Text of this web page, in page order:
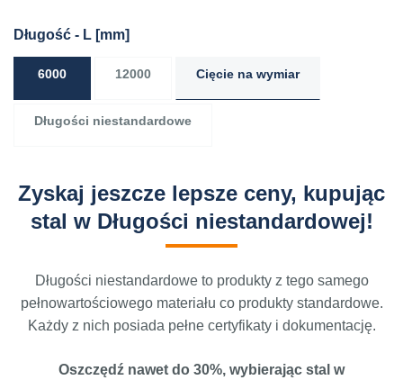
Długość - L [mm]
6000 12000 Cięcie na wymiar
Długości niestandardowe
Zyskaj jeszcze lepsze ceny, kupując
stal w Długości niestandardowej!
Długości niestandardowe to produkty z tego samego
pełnowartościowego materiału co produkty standardowe.
Każdy z nich posiada pełne certyfikaty i dokumentację.
Oszczędź nawet do 30%, wybierając stal w